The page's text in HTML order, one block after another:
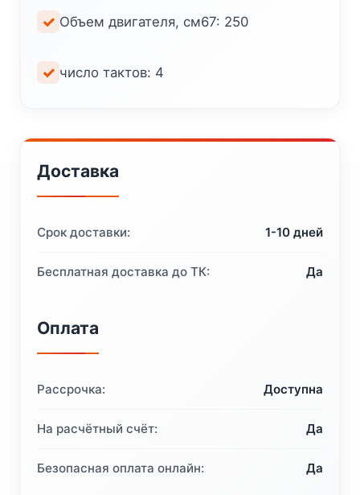
Объем двигателя, см67: 250
число тактов: 4
Доставка
Срок доставки: 1-10 дней
Бесплатная доставка до ТК: Да
Оплата
Рассрочка: Доступна
На расчётный счёт: Да
Безопасная оплата онлайн: Да